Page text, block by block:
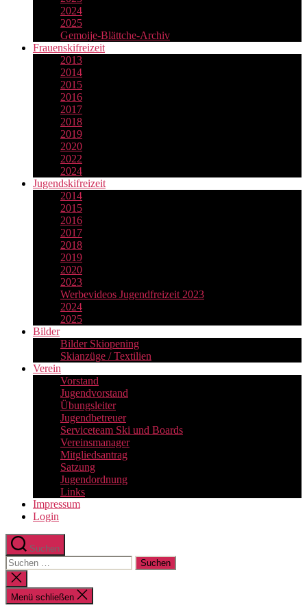
2024
2025
Gemoije-Blättche-Archiv
Frauenskifreizeit
2013
2014
2015
2016
2017
2018
2019
2020
2022
2024
Jugendskifreizeit
2014
2015
2016
2017
2018
2019
2020
2023
Werbevideos Jugendfreizeit 2023
2024
2025
Bilder
Bilder Skiopening
Skianzüge / Textilien
Verein
Vorstand
Jugendvorstand
Übungsleiter
Jugendbetreuer
Serviceteam Ski und Boards
Vereinsmanager
Mitgliedsantrag
Satzung
Jugendordnung
Links
Impressum
Login
Suchen
Suchen
nach:
Suche
schließen
Menü schließen